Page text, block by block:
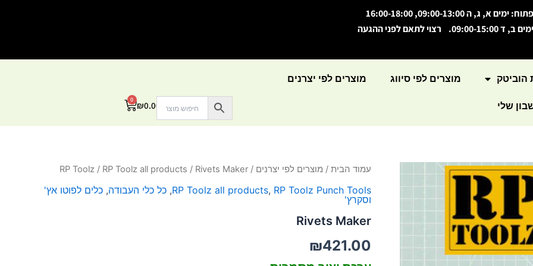
פתוח: ימים א, ג, ה 09:00-13:00, 16:00-18:00
ימים ב, ד 09:00-15:00. רצוי לתאם לפני ההגעה
הוביטק מוצרים לפי סיווג מוצרים לפי יצרנים
שלי ₪0.00
0
עגלת
עמוד הבית / מוצרים לפי יצרנים /
RP Toolz / RP Toolz all products / Rivets Maker
RP Toolz all products, RP Toolz Punch Tools
, כל כלי העבודה, כלים לפוטו אץ'
וסקרץ'
Rivets Maker
₪421.00
כמות
Rivets
Maker